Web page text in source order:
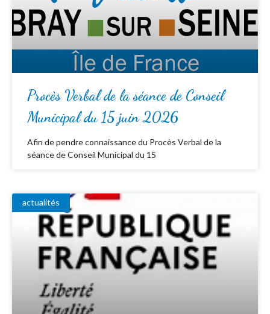
Procès Verbal de la séance de Conseil
Municipal du 15 juin 2026
Afin de pendre connaissance du Procès Verbal de la
séance de Conseil Municipal du 15
actualités